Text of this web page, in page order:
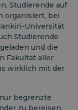
Studierende auf
organisiert, bei
Universität
Studierende
und die
Fakultät aller
wirklich mit der
begrenzte
zu bereisen,